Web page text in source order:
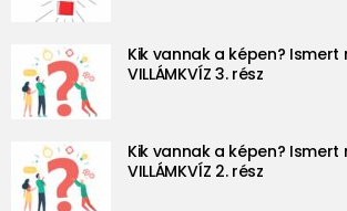
Kik vannak a képen?
VILLÁMKVÍZ 3. rész
Kik vannak a képen?
VILLÁMKVÍZ 2. rész